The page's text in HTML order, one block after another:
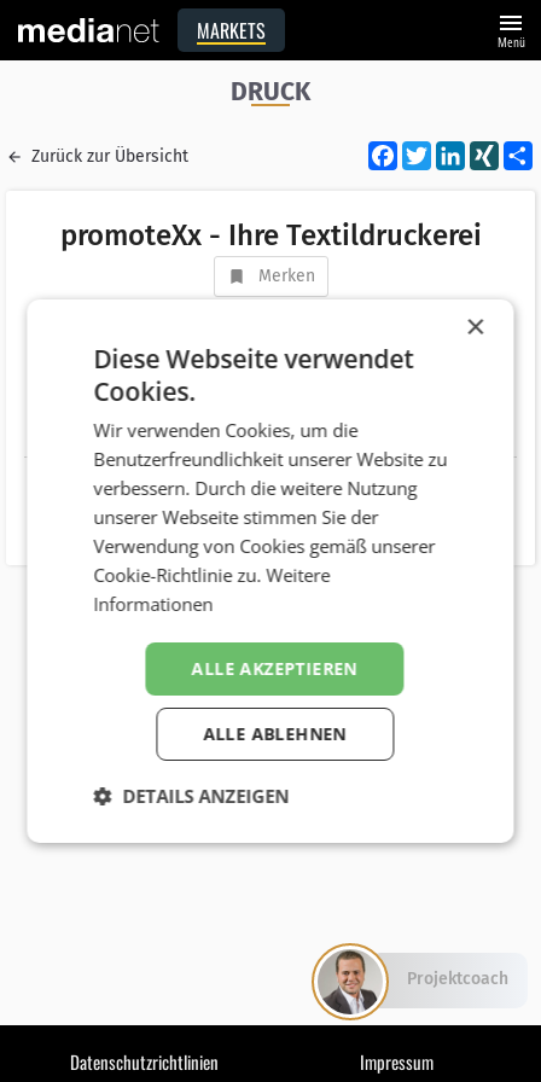
MARKETS menu
Menü
DRUCK
Zurück zur Übersicht Facebook
Twitter XING
promoteXx - Ihre Textildruckerei
Merken
AT 1200 Wien
Telefonnummer +43 (1) 2761295
Website http://www.beflockung.at
Datenschutzrichtlinien Impressum
×
Diese Webseite verwendet
Cookies.
Wir verwenden Cookies, um die
Benutzerfreundlichkeit unserer Website zu
verbessern. Durch die weitere Nutzung
unserer Webseite stimmen Sie der
Verwendung von Cookies gemäß unserer
Cookie-Richtlinie zu.Weitere
Informationen
ALLE AKZEPTIEREN
ALLE ABLEHNEN
DETAILS ANZEIGEN
Projektcoach